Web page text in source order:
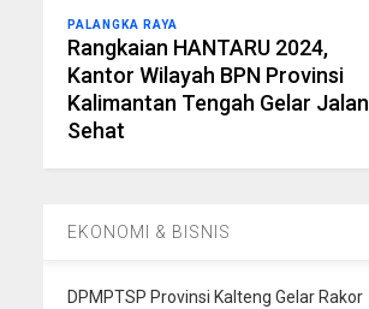
PALANGKA RAYA
Rangkaian HANTARU 2024,
Kantor Wilayah BPN Provinsi
Kalimantan Tengah Gelar Jalan
Sehat
EKONOMI & BISNIS
DPMPTSP Provinsi Kalteng Gelar Rakor